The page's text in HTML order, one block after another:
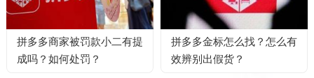
拼多多商家被罚款小二有提
成吗？如何处罚？
拼多多金标怎么找？怎么有
效辨别出假货？